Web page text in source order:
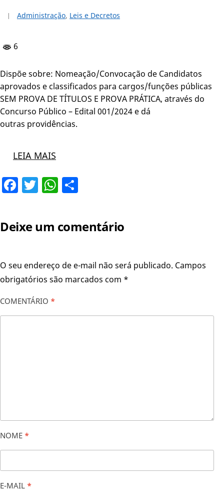
Administração, Leis e Decretos
6
Dispõe sobre: Nomeação/Convocação de Candidatos
aprovados e classificados para cargos/funções públicas
SEM PROVA DE TÍTULOS E PROVA PRÁTICA, através do
Concurso Público – Edital 001/2024 e dá
outras providências.
LEIA MAIS
Facebook
TwitterWhatsApp
Deixe um comentário
O seu endereço de e-mail não será publicado. Campos
obrigatórios são marcados com *
COMENTÁRIO *
NOME *
E-MAIL *